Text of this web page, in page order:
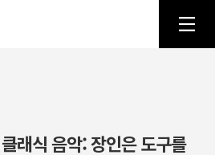
래식 음악: 장인은 도구를